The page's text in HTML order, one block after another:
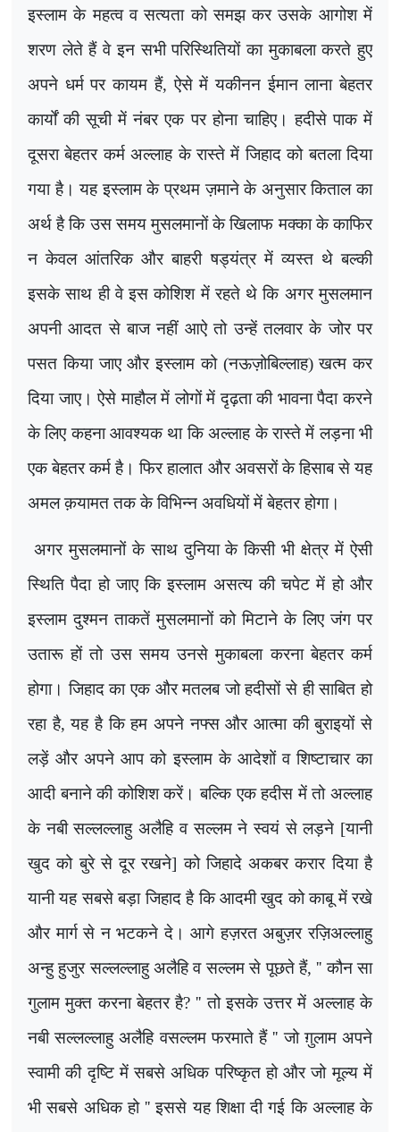
इस्लाम के महत्व व सत्यता को समझ कर उसके आगोश में
शरण लेते हैं वे इन सभी परिस्थितियों का मुकाबला करते हुए
अपने धर्म पर कायम हैं,ऐसे में यकीनन ईमान लाना बेहतर
कार्यों की सूची में नंबर एक पर होना चाहिए। हदीसे पाक में
दूसरा बेहतर कर्म अल्लाह के रास्ते में जिहाद को बतला दिया
गया है। यह इस्लाम के प्रथम ज़माने के अनुसार किताल का
अर्थ है कि उस समय मुसलमानों के खिलाफ मक्का के काफिर
न केवल आंतरिक और बाहरी षड्यंत्र में व्यस्त थे बल्की
इसके साथ ही वे इस कोशिश में रहते थे कि अगर मुसलमान
अपनी आदत से बाज नहीं आऐ तो उन्हें तलवार के जोर पर
पसत किया जाए और इस्लाम को (नऊज़ोबिल्लाह) खत्म कर
दिया जाए। ऐसे माहौल में लोगों में दृढ़ता की भावना पैदा करने
के लिए कहना आवश्यक था कि अल्लाह के रास्ते में लड़ना भी
एक बेहतर कर्म है। फिर हालात और अवसरों के हिसाब से यह
अमल क़यामत तक के विभिन्न अवधियों में बेहतर होगा।
अगर मुसलमानों के साथ दुनिया के किसी भी क्षेत्र में ऐसी
स्थिति पैदा हो जाए कि इस्लाम असत्य की चपेट में हो और
इस्लाम दुश्मन ताकतें मुसलमानों को मिटाने के लिए जंग पर
उतारू हों तो उस समय उनसे मुकाबला करना बेहतर कर्म
होगा। जिहाद का एक और मतलब जो हदीसों से ही साबित हो
रहा है,यह है कि हम अपने नफ्स और आत्मा की बुराइयों से
लड़ें और अपने आप को इस्लाम के आदेशों व शिष्टाचार का
आदी बनाने की कोशिश करें। बल्कि एक हदीस में तो अल्लाह
के नबी सल्लल्लाहु अलैहि व सल्लम ने स्वयं से लड़ने [यानी
खुद को बुरे से दूर रखने] को जिहादे अकबर करार दिया है
यानी यह सबसे बड़ा जिहाद है कि आदमी खुद को काबू में रखे
और मार्ग से न भटकने दे। आगे हज़रत अबुज़र रज़िअल्लाहु
अन्हु हुजुर सल्लल्लाहु अलैहि व सल्लम से पूछते हैं, ''कौन सा
गुलाम मुक्त करना बेहतर है? ''तो इसके उत्तर में अल्लाह के
नबी सल्लल्लाहु अलैहि वसल्लम फरमाते हैं''जो ग़ुलाम अपने
स्वामी की दृष्टि में सबसे अधिक परिष्कृत हो और जो मूल्य में
भी सबसे अधिक हो ''इससे यह शिक्षा दी गई कि अल्लाह के